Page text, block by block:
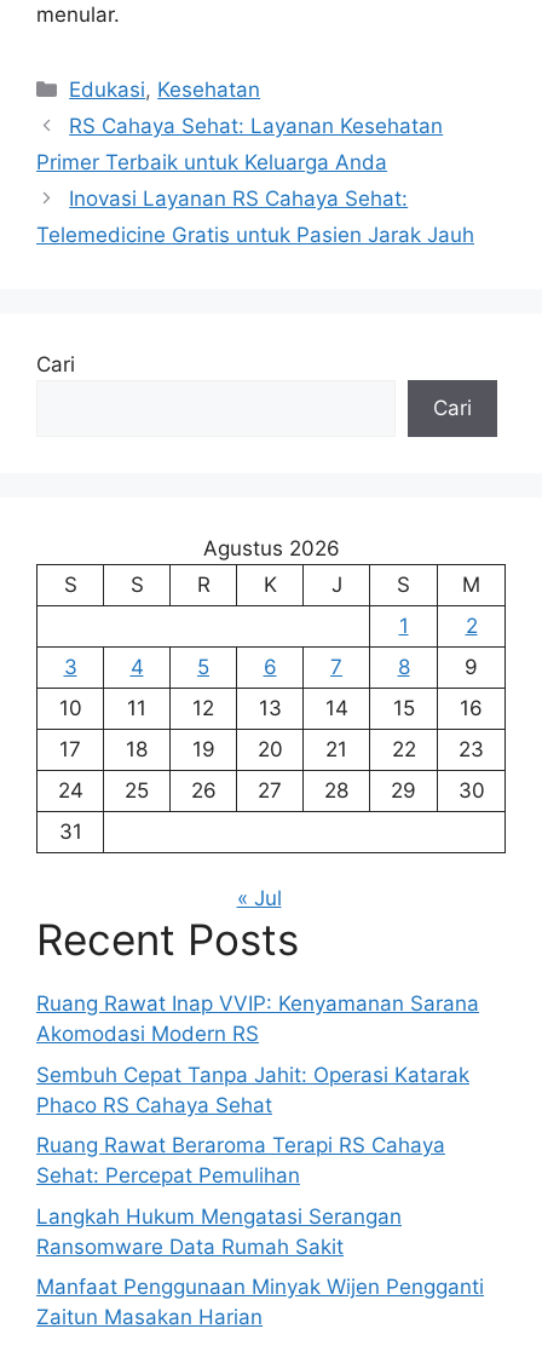
menular.
Kategori
Edukasi, Kesehatan
RS Cahaya Sehat: Layanan Kesehatan
Primer Terbaik untuk Keluarga Anda
Inovasi Layanan RS Cahaya Sehat:
Telemedicine Gratis untuk Pasien Jarak Jauh
Cari
Cari
Agustus 2026
S
S R K J S
M
1
2
3
4 5 6 7 8
9
10
11 12 13 14 15
16
17
18 19 20 21 22
23
24
25 26 27 28 29
30
31
« Jul
Recent Posts
Ruang Rawat Inap VVIP: Kenyamanan Sarana
Akomodasi Modern RS
Sembuh Cepat Tanpa Jahit: Operasi Katarak
Phaco RS Cahaya Sehat
Ruang Rawat Beraroma Terapi RS Cahaya
Sehat: Percepat Pemulihan
Langkah Hukum Mengatasi Serangan
Ransomware Data Rumah Sakit
Manfaat Penggunaan Minyak Wijen Pengganti
Zaitun Masakan Harian